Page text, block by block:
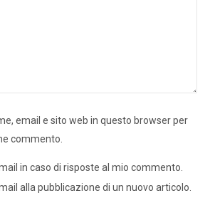
email e sito web in questo browser per
commento.
in caso di risposte al mio commento.
alla pubblicazione di un nuovo articolo.